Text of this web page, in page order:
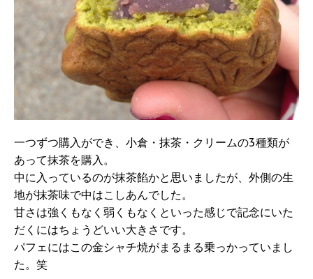
一つずつ購入ができ、小倉・抹茶・クリームの3種類が
あって抹茶を購入。
中に入っているのが抹茶餡かと思いましたが、外側の生
地が抹茶味で中はこしあんでした。
甘さは強くもなく弱くもなくといった感じで記念にいた
だくにはちょうどいい大きさです。
パフェにはこの金シャチ焼がまるまる乗っかっていまし
た。笑